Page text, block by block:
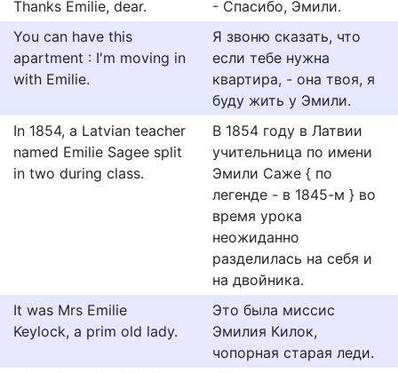
Thanks Emilie, dear.
- Спасибо, Эмили.
You can have this
apartment : I'm moving in
with Emilie.
Я звоню сказать, что
если тебе нужна
квартира, - она твоя, я
буду жить у Эмили.
In 1854, a Latvian teacher
named Emilie Sagee split
in two during class.
В 1854 году в Латвии
учительница по имени
Эмили Саже { по
легенде - в 1845-м } во
время урока
неожиданно
разделилась на себя и
на двойника.
It was Mrs Emilie
Keylock, a prim old lady.
Это была миссис
Эмилия Килок,
чопорная старая леди.